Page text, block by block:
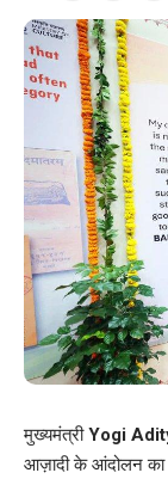
मुख्यमंत्रीYogi
आज़ादी के आंदोलन का